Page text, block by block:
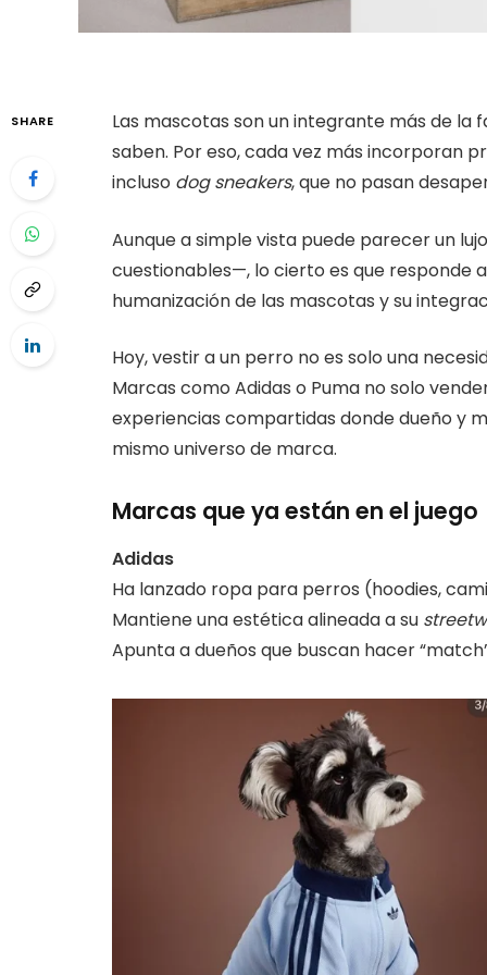
SHARE
Las mascotas son un integrante más de la
saben. Por eso, cada vez más incorporan
incluso dog sneakers, que no pasan
Aunque a simple vista puede parecer un
cuestionables—, lo cierto es que responde
humanización de las mascotas y su
Hoy, vestir a un perro no es solo una
Marcas como Adidas o Puma no solo
experiencias compartidas donde dueño y
mismo universo de marca.
Marcas que ya están en el juego
Adidas
Ha lanzado ropa para perros (hoodies,
Mantiene una estética alineada a su
Apunta a dueños que buscan hacer